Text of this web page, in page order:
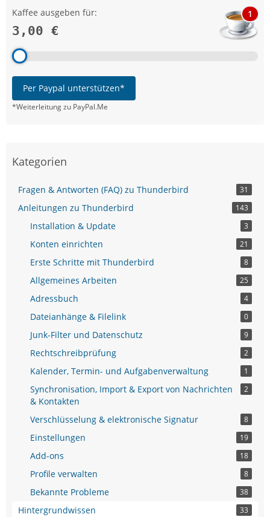
Kaffee ausgeben für:
3,00 €
1
Per Paypal unterstützen*
*Weiterleitung zu PayPal.Me
Kategorien
Fragen & Antworten (FAQ) zu Thunderbird 31
Anleitungen zu Thunderbird 143
Installation & Update 3
Konten einrichten 21
Erste Schritte mit Thunderbird 8
Allgemeines Arbeiten 25
Adressbuch 4
Dateianhänge & Filelink 0
Junk-Filter und Datenschutz 9
Rechtschreibprüfung 2
Kalender, Termin- und Aufgabenverwaltung 1
Synchronisation, Import & Export von Nachrichten
& Kontakten
2
Verschlüsselung & elektronische Signatur 8
Einstellungen 19
Add-ons 18
Profile verwalten 8
Bekannte Probleme 38
Hintergrundwissen 33